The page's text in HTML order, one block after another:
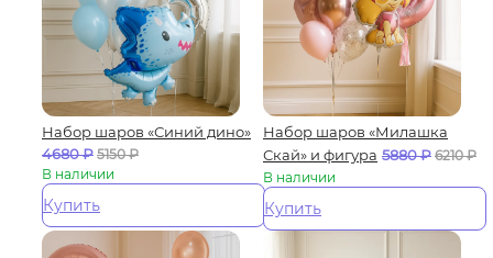
Набор шаров «Синий дино»
4680₽ 5150₽
В наличии
Купить
Набор шаров «Милашка
Скай» и фигура 5880₽ 6210₽
В наличии
Купить